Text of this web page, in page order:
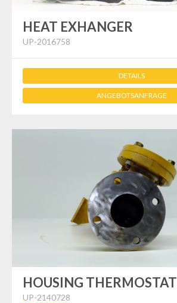
HEAT EXHANGER
UP-2016758
DETAILS
ANGEBOTSANFRAGE
HOUSING THERMOSTAT
UP-2140728